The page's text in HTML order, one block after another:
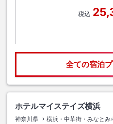
税込
全ての宿泊
ホテルマイステイズ横浜
神奈川県 横浜・中華街・みなとみ